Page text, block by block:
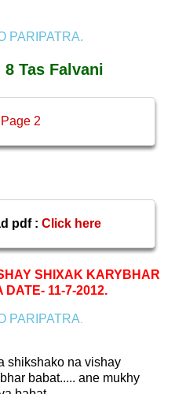
PARIPATRA.
Tas Falvani
Page 2
pdf : Click here
SHIXAK KARYBHAR
DATE- 11-7-2012.
PARIPATRA
shikshako na vishay
babat..... ane mukhy